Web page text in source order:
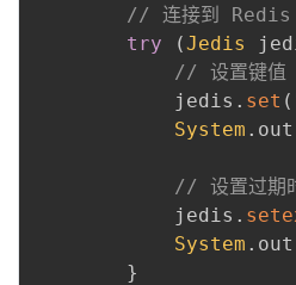
// 连接到 Redis
try
(Jedis
// 设置键值
            jedis
. set (
System . out
// 设置过期
            jedis
.
System . out
}